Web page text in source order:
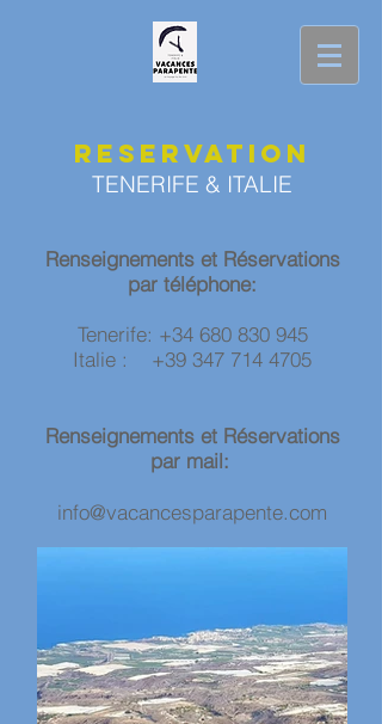
RESERVATION
TENERIFE & ITALIE
Renseignements et Réservations
par téléphone:
Tenerife: +34 680 830 945
Italie : +39 347 714 4705
Renseignements et Réservations
par mail:
info@vacancesparapente.com